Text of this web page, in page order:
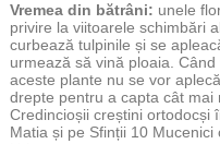
Vremea din bătrâni: unele
privire la viitoarele schimbări
curbează tulpinile și se
urmează să vină ploaia.
aceste plante nu se vor
drepte pentru a capta cât mai
Credincioșii creștini ortodocși
Matia și pe Sfinții 10